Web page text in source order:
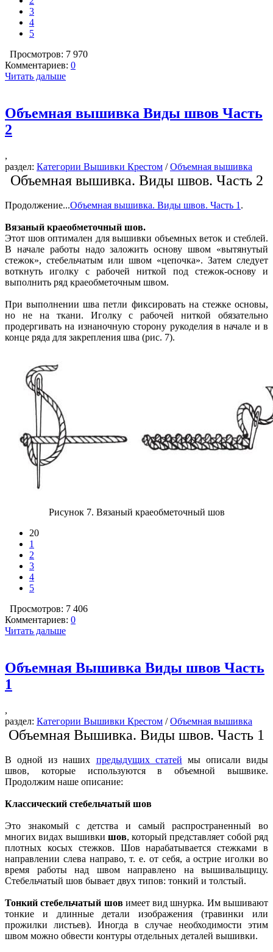
3
4
5
Просмотров: 7 970
Комментариев: 0
Читать дальше
Объемная вышивка Виды швов Часть
2
,
раздел: Категории Вышивки Крестом /Объемная вышивка
Объемная вышивка. Виды швов. Часть 2
Продолжение...Объемная вышивка. Виды швов. Часть 1 .
Вязаный краеобметочный шов.
Этот шов оптимален для вышивки объемных веток и стеблей.
В начале работы надо заложить основу швом «вытянутый
стежок», стебельчатым или швом «цепочка». Затем следует
воткнуть иголку с рабочей ниткой под стежок-основу и
выполнить ряд краеобметочным швом.
При выполнении шва петли фиксировать на стежке основы,
но не на ткани. Иголку с рабочей ниткой обязательно
продергивать на изнаночную сторону рукоделия в начале и в
конце ряда для закрепления шва (рис. 7).
Рисунок 7. Вязаный краеобметочный шов
20
1
2
3
4
5
Просмотров: 7 406
Комментариев: 0
Читать дальше
Объемная Вышивка Виды швов Часть
1
,
раздел: Категории Вышивки Крестом /Объемная вышивка
Объемная Вышивка. Виды швов. Часть 1
В одной из наших предыдущих статей мы описали виды
швов, которые используются в объемной вышвике.
Продолжим наше описание:
Классический стебельчатый шов
Это знакомый с детства и самый распространенный во
многих видах вышивки шов, который представляет собой ряд
плотных косых стежков. Шов нарабатывается стежками в
направлении слева направо, т. е. от себя, а острие иголки во
время работы над швом направлено на вышивальщицу.
Стебельчатый шов бывает двух типов: тонкий и толстый.
Тонкий стебельчатый шовимеет вид шнурка. Им вышивают
тонкие и длинные детали изображения (травинки или
прожилки листьев). Иногда в случае необходимости этим
швом можно обвести контуры отдельных деталей вышивки.